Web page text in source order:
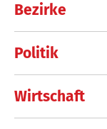
Bezirke
Politik
Wirtschaft